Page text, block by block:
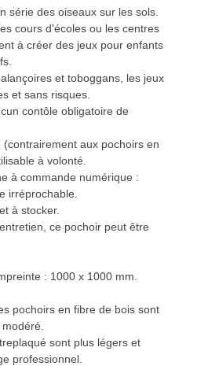
série des oiseaux sur les sols.
cours d'écoles ou les centres
à créer des jeux pour enfants
et toboggans, les jeux
et sans risques.
contôle obligatoire de
(contrairement aux pochoirs en
à volonté.
à commande numérique :
irréprochable.
à stocker.
ce pochoir peut être
: 1000 x 1000 mm.
pochoirs en fibre de bois sont
sont plus légers et
professionnel.